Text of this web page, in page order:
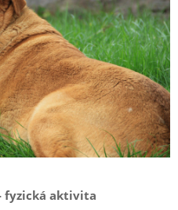
fyzická aktivita